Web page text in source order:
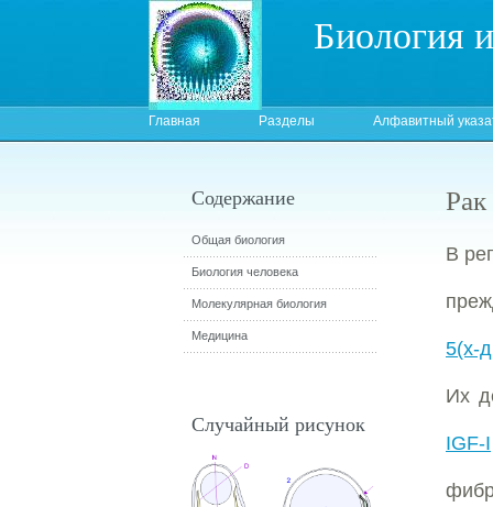
Биология
Главная Разделы Алфавитный
Рак
В
5(х-
Их
IGF-I
Содержание
Общая биология
Биология человека
Молекулярная биология
Медицина
Случайный рисунок